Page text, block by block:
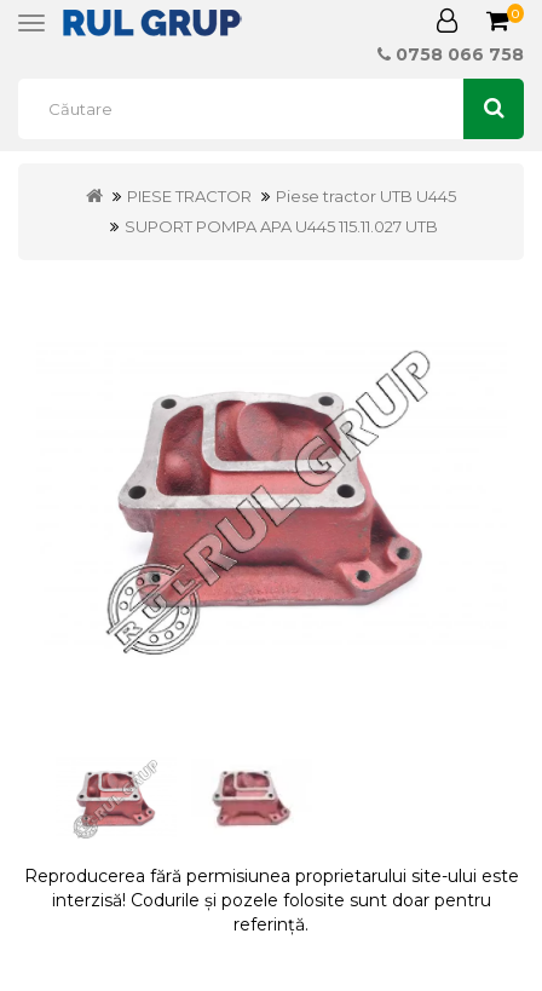
Toggle
0
0758 066 758
PIESE TRACTOR
Piese tractor UTB U445
SUPORT POMPA APA U445 115.11.027 UTB
Reproducerea fără permisiunea proprietarului site-ului este
interzisă! Codurile și pozele folosite sunt doar pentru
referință.